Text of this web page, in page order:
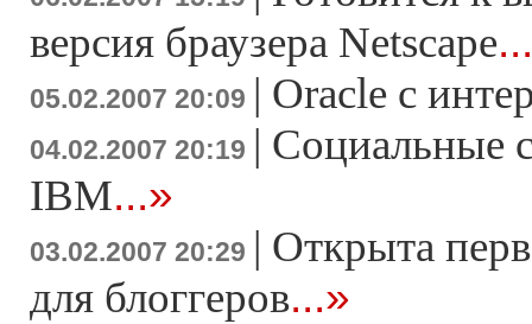
версия браузера Netscape
05.02.2007 20:09 | Oracle с
04.02.2007 20:19 | Социальные
IBM...»
03.02.2007 20:29 | Открыта
для блоггеров...»